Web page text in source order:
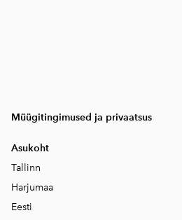
Müügitingimused ja privaatsus
Asukoht
Tallinn
Harjumaa
Eesti